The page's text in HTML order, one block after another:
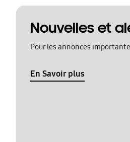
Nouvelles et
Pour les annonces
En Savoir plus